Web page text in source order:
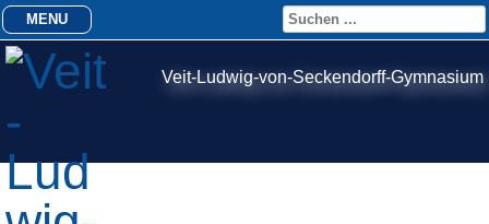
Veit-Ludwig-von-Seckendorff-Gymnasium
MENU